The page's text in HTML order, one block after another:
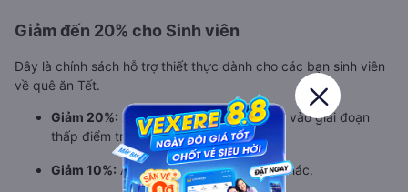
Giảm đến 20% cho Sinh viên
Đây là chính sách hỗ trợ thiết thực dành cho các bạn sinh viên
về quê ăn Tết.
Giảm 20%: Áp dụng cho các chuyến đi vào giai đoạn
thấp điểm trước và sau Tết.
Giảm 10%: Áp dụng cho các thời gian khác.